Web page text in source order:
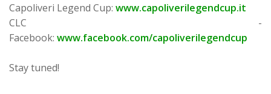
Capoliveri Legend Cup: www.capoliverilegendcup.it
CLC -
Facebook: www.facebook.com/capoliverilegendcup
Stay tuned!